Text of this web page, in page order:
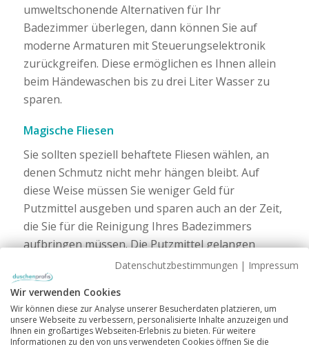
umweltschonende Alternativen für Ihr
Badezimmer überlegen, dann können Sie auf
moderne Armaturen mit Steuerungselektronik
zurückgreifen. Diese ermöglichen es Ihnen allein
beim Händewaschen bis zu drei Liter Wasser zu
sparen.
Magische Fliesen
Sie sollten speziell behaftete Fliesen wählen, an
denen Schmutz nicht mehr hängen bleibt. Auf
diese Weise müssen Sie weniger Geld für
Putzmittel ausgeben und sparen auch an der Zeit,
die Sie für die Reinigung Ihres Badezimmers
aufbringen müssen. Die Putzmittel gelangen
zudem nicht mehr ins Wasser. Verschmutzungen
können generell hartnäckig sein im Badezimmer.
Sie möchten wissen, wie Sie Ihre Dusche wieder
richtig sauber kriegen? Unser Artikel „9 Experten-
Tipps: So wird Ihre Dusche richtig sauber!“hilft
Datenschutzbestimmungen | Impressum
Wir verwenden Cookies
Wir können diese zur Analyse unserer Besucherdaten platzieren, um
unsere Webseite zu verbessern, personalisierte Inhalte anzuzeigen und
Ihnen ein großartiges Webseiten-Erlebnis zu bieten. Für weitere
Informationen zu den von uns verwendeten Cookies öffnen Sie die